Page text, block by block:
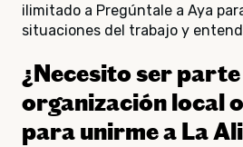
ilimitado a Pregúntale a Aya
situaciones del trabajo y
¿Necesito ser parte
organización local
para unirme a La